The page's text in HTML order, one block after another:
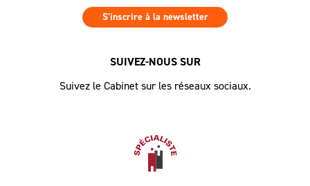
S'inscrire à la newsletter
SUIVEZ-NOUS SUR
Suivez le Cabinet sur les réseaux sociaux.